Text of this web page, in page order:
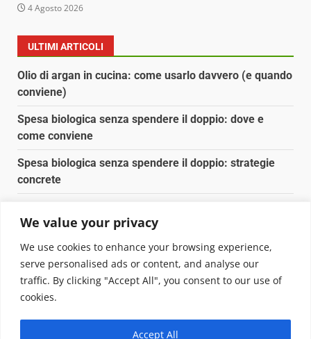
We value your privacy
We use cookies to enhance your browsing experience,
serve personalised ads or content, and analyse our
traffic. By clicking "Accept All", you consent to our use of
cookies.
Accept All
4 Agosto 2026
ULTIMI ARTICOLI
Olio di argan in cucina: come usarlo davvero (e quando
conviene)
Spesa biologica senza spendere il doppio: dove e
come conviene
Spesa biologica senza spendere il doppio: strategie
concrete
Pulizia naturale della casa: 3 ingredienti che
sostituiscono 10 prodotti chimici
Copyright © 2025 Biopianeta.it proprietà di Jws Media
Questo blog non è una testata giornalistica, in quanto